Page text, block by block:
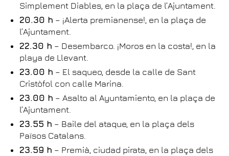
Simplement Diables, en la plaça de l’Ajuntament.
20.30 h – ¡Alerta premianense!, en la plaça de
l’Ajuntament.
22.30 h – Desembarco. ¡Moros en la costa!, en la
playa de Llevant.
23.00 h – El saqueo, desde la calle de Sant
Cristòfol con calle Marina.
23.00 h – Asalto al Ayuntamiento, en la plaça de
l’Ajuntament.
23.55 h – Baile del ataque, en la plaça dels
Països Catalans.
23.59 h – Premià, ciudad pirata, en la plaça dels